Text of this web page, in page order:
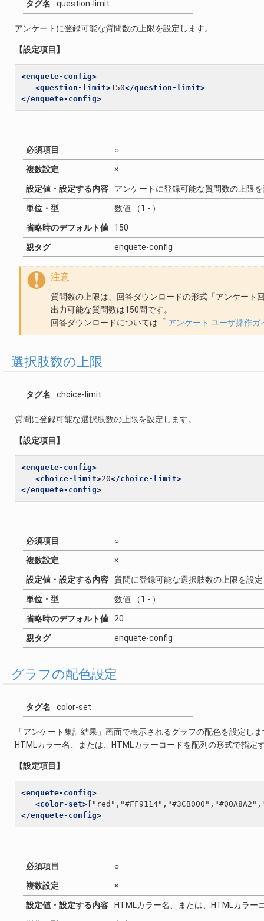
タグ名 question-limit
アンケートに登録可能な質問数の上限を設定します。
【設定項目】
<enquete-config>
<question-limit>150</question-limit>
</enquete-config>
必須項目 ○
複数設定 ×
設定値・設定する内容 アンケートに登録可能な質問数の上限
単位・型 数値 （1 - ）
省略時のデフォルト値 150
親タグ enquete-config
注意
質問数の上限は、回答ダウンロードの形式「アンケート
出力可能な質問数は150問です。
回答ダウンロードについては「 アンケート ユーザ操作ガ
選択肢数の上限
タグ名 choice-limit
質問に登録可能な選択肢数の上限を設定します。
【設定項目】
<enquete-config>
<choice-limit>20</choice-limit>
</enquete-config>
必須項目 ○
複数設定 ×
設定値・設定する内容 質問に登録可能な選択肢数の上限を設
単位・型 数値 （1 - ）
省略時のデフォルト値 20
親タグ enquete-config
グラフの配色設定
タグ名 color-set
「アンケート集計結果」画面で表示されるグラフの配色を設定し
HTMLカラー名、または、HTMLカラーコードを配列の形式で指
【設定項目】
<enquete-config>
<color-set>
</enquete-config>
必須項目 ○
複数設定 ×
設定値・設定する内容 HTMLカラー名、または、HTMLカラー